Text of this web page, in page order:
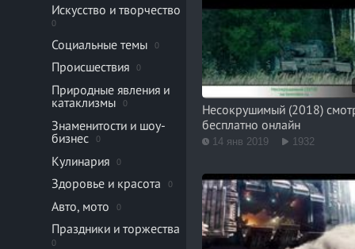
Искусство и творчество
0
Социальные темы 0
Происшествия 0
Природные явления и
катаклизмы
0
Знаменитости и шоу-
бизнес
0
Кулинария 0
Здоровье и красота 0
Авто, мото 0
Праздники и торжества
0
Несокрушимый (2018)
бесплатно онлайн
14 янв 2019 1932